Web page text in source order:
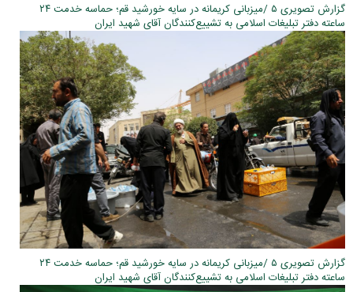
گزارش تصویری ۵ /میزبانی کریمانه در سایه خورشید قم؛ حماسه خدمت ۲۴
ساعته دفتر تبلیغات اسلامی به تشییع‌کنندگان آقای شهید ایران
گزارش تصویری ۵ /میزبانی کریمانه در سایه خورشید قم؛ حماسه خدمت ۲۴
ساعته دفتر تبلیغات اسلامی به تشییع‌کنندگان آقای شهید ایران